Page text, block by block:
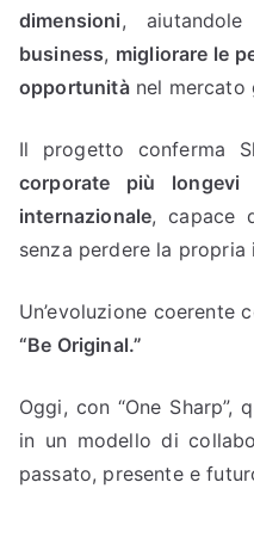
dimensioni,
business, migliorare le
opportunitànel mercato
Il progetto conferma
corporate più longevi
internazionale, capace
senza perdere la propria
Un’evoluzione coerente
“Be Original.”
Oggi, con “One Sharp”,
in un modello di
passato, presente e